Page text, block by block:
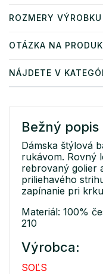
ROZMERY VÝROBKU
OTÁZKA NA
NÁJDETE V
Bežný popis
Dámska štýlová
rukávom. Rovný
rebrovaný golier
priliehavého
zapínanie pri
Materiál: 100%
210
Výrobca:
SOĽS